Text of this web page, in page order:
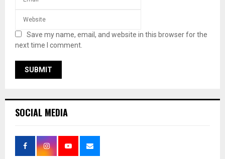
Save my name, email, and website in this browser for the
next time I comment.
SOCIAL MEDIA